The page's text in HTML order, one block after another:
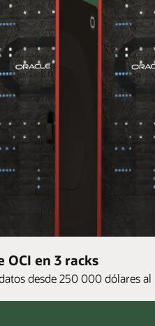
OCI en 3 racks
desde 250 000 dólares al